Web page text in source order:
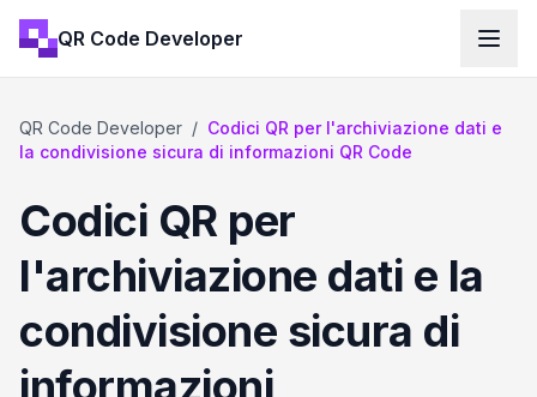
QR Code Developer
QR Code Developer / Codici QR per l'archiviazione dati e
la condivisione sicura di informazioni QR Code
Codici QR per
l'archiviazione dati e la
condivisione sicura di
informazioni